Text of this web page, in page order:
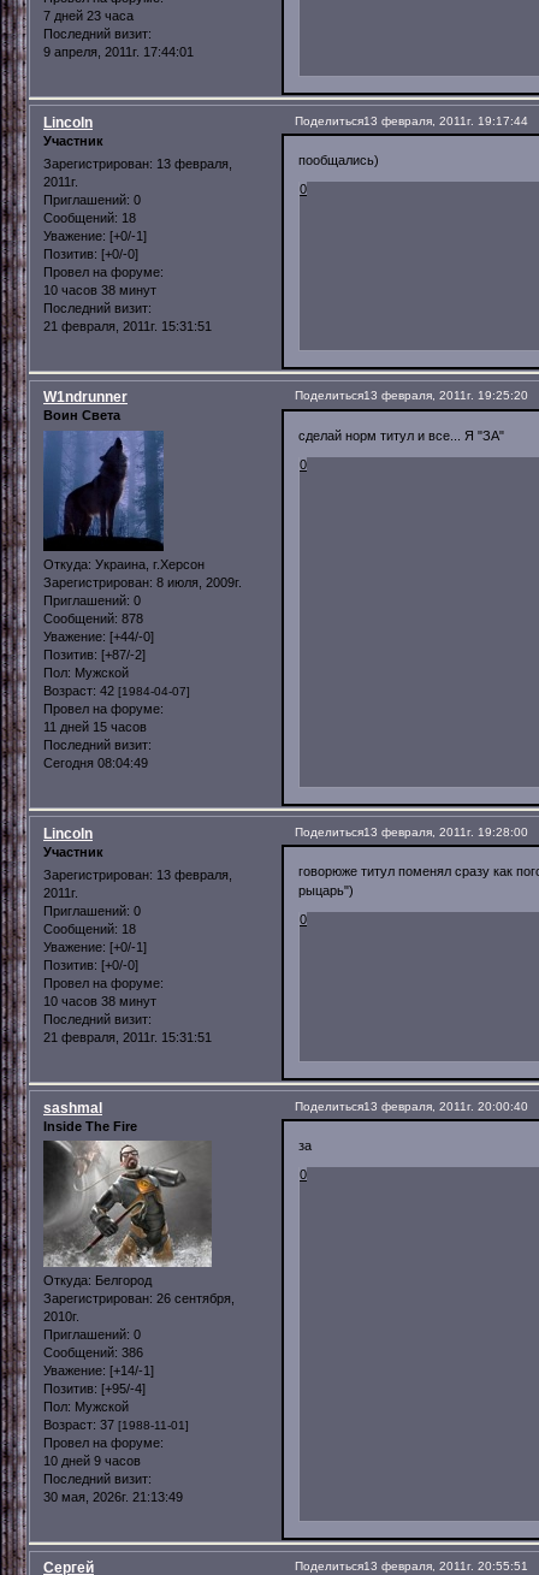
7 дней 23 часа
Последний визит:
9 апреля, 2011г. 17:44:01
Поделиться13 февраля, 2011г. 19:17:44
Lincoln
Участник
Зарегистрирован: 13 февраля,
2011г.
Приглашений: 0
Сообщений: 18
Уважение: [+0/-1]
Позитив: [+0/-0]
Провел на форуме:
10 часов 38 минут
Последний визит:
21 февраля, 2011г. 15:31:51
пообщались)
0
Поделиться13 февраля, 2011г. 19:25:20
W1ndrunner
Воин Света
Откуда: Украина, г.Херсон
Зарегистрирован: 8 июля, 2009г.
Приглашений: 0
Сообщений: 878
Уважение: [+44/-0]
Позитив: [+87/-2]
Пол: Мужской
Возраст: 42 [1984-04-07]
Провел на форуме:
11 дней 15 часов
Последний визит:
Сегодня 08:04:49
сделай норм титул и все... Я "ЗА"
0
Поделиться13 февраля, 2011г. 19:28:00
Lincoln
Участник
Зарегистрирован: 13 февраля,
2011г.
Приглашений: 0
Сообщений: 18
Уважение: [+0/-1]
Позитив: [+0/-0]
Провел на форуме:
10 часов 38 минут
Последний визит:
21 февраля, 2011г. 15:31:51
говорюже титул поменял сразу как
рыцарь")
0
Поделиться13 февраля, 2011г. 20:00:40
sashmal
Inside The Fire
Откуда: Белгород
Зарегистрирован: 26 сентября,
2010г.
Приглашений: 0
Сообщений: 386
Уважение: [+14/-1]
Позитив: [+95/-4]
Пол: Мужской
Возраст: 37 [1988-11-01]
Провел на форуме:
10 дней 9 часов
Последний визит:
30 мая, 2026г. 21:13:49
за
0
Поделиться13 февраля, 2011г. 20:55:51
Сергей